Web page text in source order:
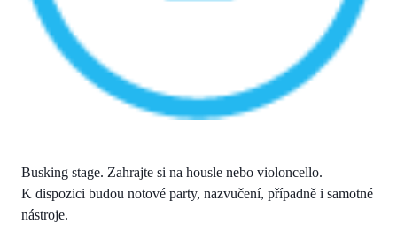
Busking stage. Zahrajte si na housle nebo violoncello.
K dispozici budou notové party, nazvučení, případně i samotné
nástroje.